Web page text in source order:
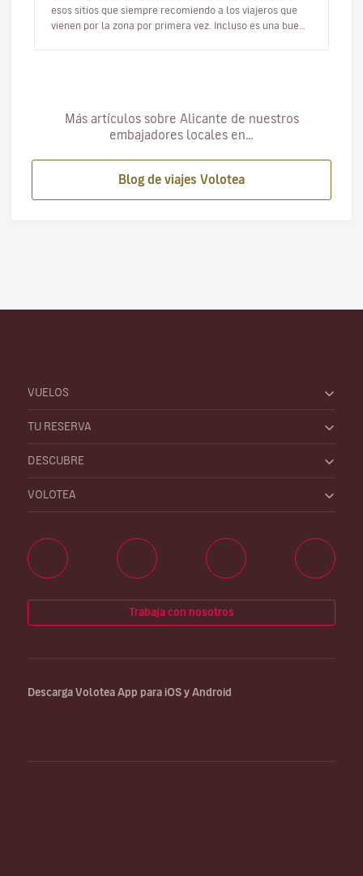
esos sitios que siempre recomiendo a los viajeros que
vienen por la zona por primera vez. Incluso es una buena
Más artículos sobre Alicante de nuestros
embajadores locales en…
Blog de viajes Volotea
VUELOS
TU RESERVA
DESCUBRE
VOLOTEA
Trabaja con nosotros
Descarga Volotea App para iOS y Android